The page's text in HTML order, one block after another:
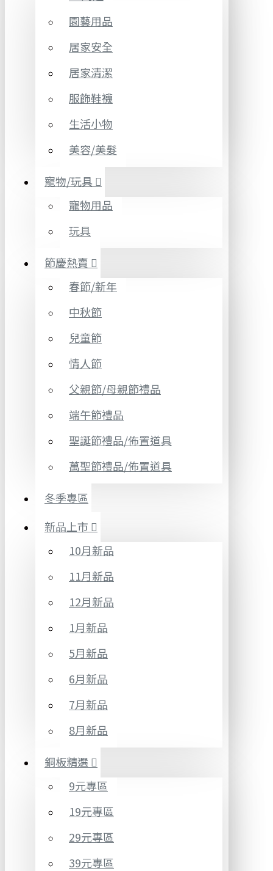
園藝用品
居家安全
居家清潔
服飾鞋襪
生活小物
美容/美髮
寵物/玩具
寵物用品
玩具
節慶熱賣
春節/新年
中秋節
兒童節
情人節
父親節/母親節禮品
端午節禮品
聖誕節禮品/佈置道具
萬聖節禮品/佈置道具
冬季專區
新品上市
10月新品
11月新品
12月新品
1月新品
5月新品
6月新品
7月新品
8月新品
銅板精選
9元專區
19元專區
29元專區
39元專區